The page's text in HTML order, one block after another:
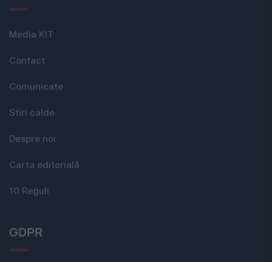
Media KIT
Contact
Comunicate
Stiri calde
Despre noi
Carta editorială
10 Reguli
GDPR